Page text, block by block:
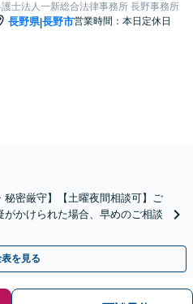
士法人一新総合法律事務所 長野事務所
長野県|長野市営業時間：本日定休日
秘密厳守】【土曜夜間相談可】ご
かけられた場合、早めのご相談
を見る